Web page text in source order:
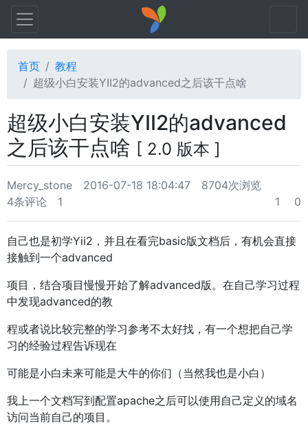
首页
教程
超级小白安装YII2的advanced之后该干点啥
超级小白安装YII2的advanced
之后该干点啥 [ 2.0 版本 ]
Mercy_stone 2016-07-18 18:04:47
8704次浏览
4条评论
1 1 0
自己也是初学Yii2，并且在看完basic版文档后，有机会直接
接触到一个advanced
项目，结合项目慢慢开始了解advanced版。在自己学习过程
中发现advanced的教
程或者说比较完整的学习参考不太好找，有一个想把自己学
习的经验过程告诉现在
可能是小白未来可能是大牛的你们（当然我也是小白）
我上一个文档写到配置apache之后可以使用自己定义的域名
访问当前自己的项目。